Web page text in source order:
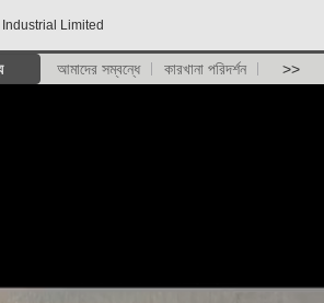
Limited
আমাদের সম্বন্ধে কারখানা পরিদর্শন >>